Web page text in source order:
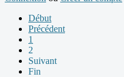
Début
Précédent
1
2
Suivant
Fin